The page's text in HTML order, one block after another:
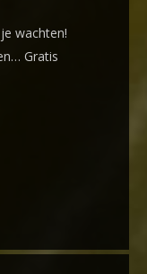
wachten!
Gratis